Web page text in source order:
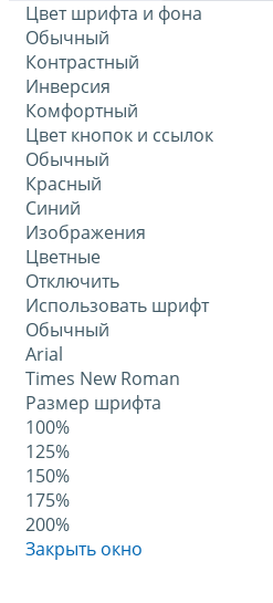
Цвет шрифта и фона
Обычный
Контрастный
Инверсия
Комфортный
Цвет кнопок и ссылок
Обычный
Красный
Синий
Изображения
Цветные
Отключить
Использовать шрифт
Обычный
Arial
Times New Roman
Размер шрифта
100%
125%
150%
175%
200%
Закрыть окно